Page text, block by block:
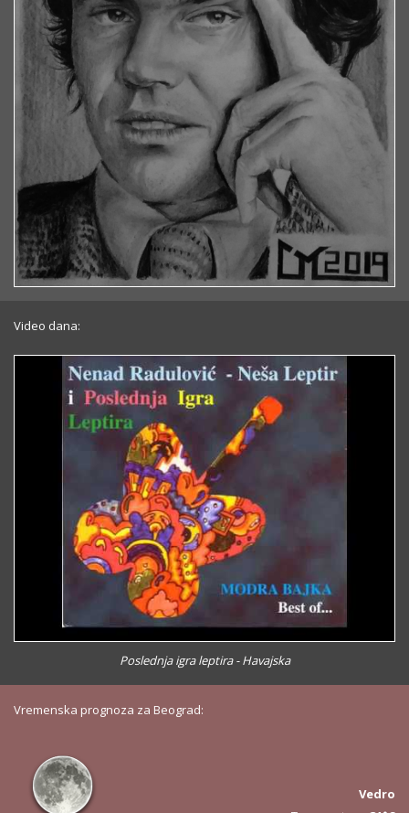
Video dana:
Poslednja igra leptira - Havajska
Vremenska prognoza za Beograd:
Vedro